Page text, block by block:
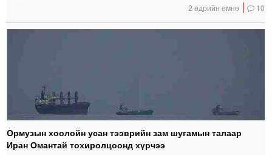
2 өдрийн өмнө 10
Ормузын хоолойн усан тээврийн зам шугамын талаар
Иран Омантай тохиролцоонд хүрчээ